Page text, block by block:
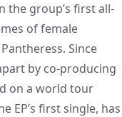
the group’s first all-
of female
Since
by co-producing
on a world tour
EP’s first single, has